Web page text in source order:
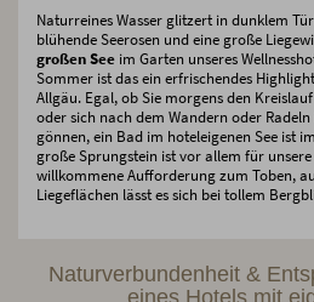
Naturreines Wasser glitzert in dunklem
blühende Seerosen und eine große
großen See im Garten unseres
Sommer ist das ein erfrischendes
Allgäu. Egal, ob Sie morgens den
oder sich nach dem Wandern oder
gönnen, ein Bad im hoteleigenen See ist
große Sprungstein ist vor allem für unsere
willkommene Aufforderung zum Toben,
Liegeflächen lässt es sich bei tollem
Naturverbundenheit &
eines Hotels mit